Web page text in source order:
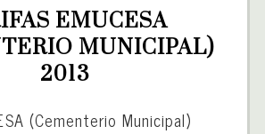
EMUCESA
MUNICIPAL)
2013
(Cementerio Municipal)